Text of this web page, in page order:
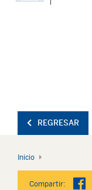
REGRESAR
Inicio
Compartir: